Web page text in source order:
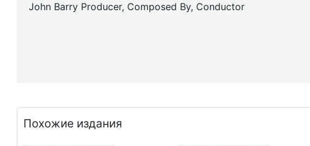
John Barry Producer, Composed By, Conductor
Похожие издания